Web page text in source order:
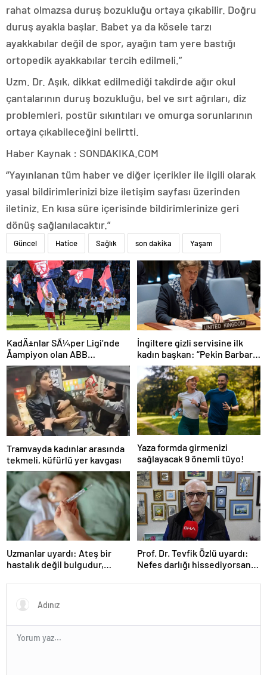
rahat olmazsa duruş bozukluğu ortaya çıkabilir. Doğru
duruş ayakla başlar. Babet ya da kösele tarzı
ayakkabılar değil de spor, ayağın tam yere bastığı
ortopedik ayakkabılar tercih edilmeli.”
Uzm. Dr. Aşık, dikkat edilmediği takdirde ağır okul
çantalarının duruş bozukluğu, bel ve sırt ağrıları, diz
problemleri, postür sıkıntıları ve omurga sorunlarının
ortaya çıkabileceğini belirtti.
Haber Kaynak : SONDAKIKA.COM
“Yayınlanan tüm haber ve diğer içerikler ile ilgili olarak
yasal bildirimlerinizi bize iletişim sayfası üzerinden
iletiniz. En kısa süre içerisinde bildirimlerinize geri
dönüş sağlanılacaktır.”
Güncel Hatice Sağlık son dakika Yaşam
KadÄ±nlar SÃ¼per Ligi’nde
Åampiyon olan ABB
Fomget’ten FenerbahÃ§e’ye
gÃ¶nderme
İngiltere gizli servisine ilk
kadın başkan: “Pekin Barbara”
favori aday
Tramvayda kadınlar arasında
tekmeli, küfürlü yer kavgası
Yaza formda girmenizi
sağlayacak 9 önemli tüyo!
Uzmanlar uyardı: Ateş bir
hastalık değil bulgudur,
mekanizmasıdır
Prof. Dr. Tevfik Özlü uyardı:
Nefes darlığı hissediyorsanız